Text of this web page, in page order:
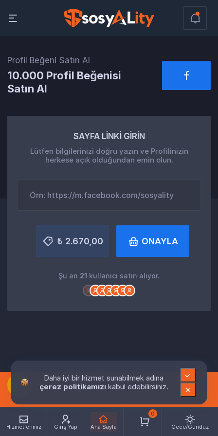
Hizmetlerimiz Giriş Yap Ana Sayfa
0
Gece/Gündüz
Profil Beğeni Satın Al
10.000 Profil Beğenisi
Satın Al
SAYFA LİNKİ GİRİN
Lütfen bilgilerinizi doğru yazın ve Profilinizin
herkese açık olduğundan emin olun.
₺ 2.670,00 ONAYLA
Şu an 21 kullanıcı satın alıyor.
Daha iyi bir hizmet sunabilmek adına
çerez politikamızı kabul edebilirsiniz.